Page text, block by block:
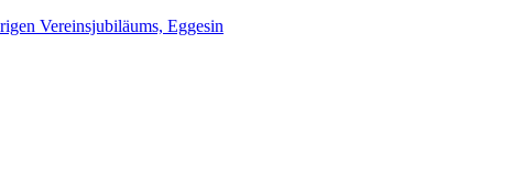
Vereinsjubiläums, Eggesin